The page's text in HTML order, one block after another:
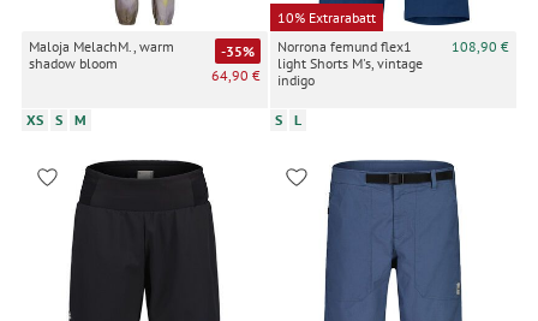
Maloja MelachM., warm
shadow bloom
-35%
64,90 €
XS S M
10% Extrarabatt
Norrona femund flex1
light Shorts M's, vintage
indigo
108,90 €
S L